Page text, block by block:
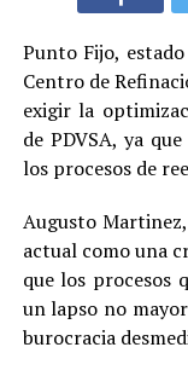
Punto Fijo,
Centro de
exigir la
de PDVSA, ya
los procesos de
Augusto
actual como una
que los procesos
un lapso no
burocracia